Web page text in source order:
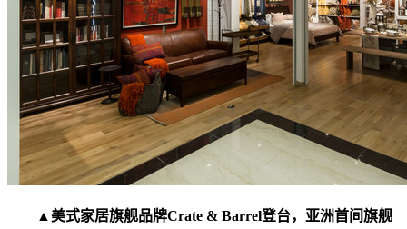
▲美式家居旗舰品牌Crate & Barrel登台，亚洲首间旗舰